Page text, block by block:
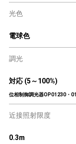
光色
電球色
調光
対応 (5～100%)
位相制御調光器OP01230・
近接照射限度
0.3m